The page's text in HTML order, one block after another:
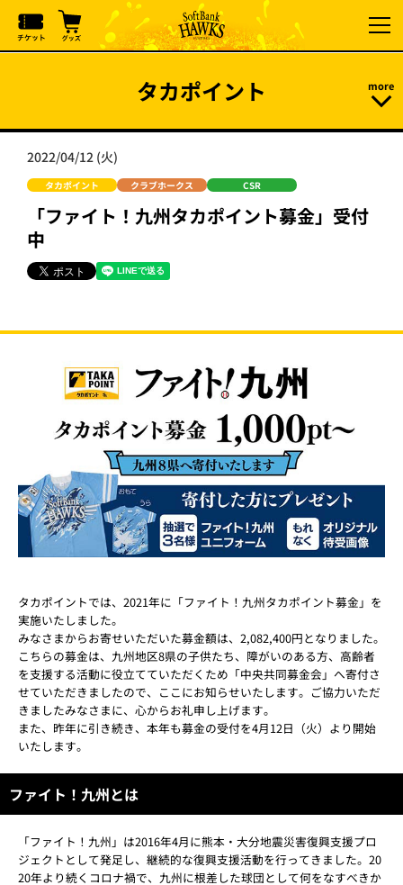
タカポイント
2022/04/12 (火)
タカポイント クラブホークス CSR
「ファイト！九州タカポイント募金」受付
中
タカポイントでは、2021年に「ファイト！九州タカポイント募金」を
実施いたしました。
みなさまからお寄せいただいた募金額は、2,082,400円となりました。
こちらの募金は、九州地区8県の子供たち、障がいのある方、高齢者
を支援する活動に役立てていただくため「中央共同募金会」へ寄付さ
せていただきましたので、ここにお知らせいたします。ご協力いただ
きましたみなさまに、心からお礼申し上げます。
また、昨年に引き続き、本年も募金の受付を4月12日（火）より開始
いたします。
ファイト！九州とは
「ファイト！九州」は2016年4月に熊本・大分地震災害復興支援プロ
ジェクトとして発足し、継続的な復興支援活動を行ってきました。20
20年より続くコロナ禍で、九州に根差した球団として何をなすべきか